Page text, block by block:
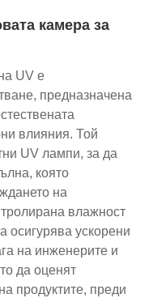
камера за
UV е
предназначена
влияния. Той
UV лампи, за да
която
на
влажност
осигурява ускорени
на инженерите и
да оценят
продуктите, преди